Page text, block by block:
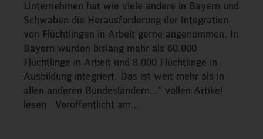
Unternehmen hat wie viele andere in Bayern und
Schwaben die Herausforderung der Integration
von Flüchtlingen in Arbeit gerne angenommen. In
Bayern wurden bislang mehr als 60.000
Flüchtlinge in Arbeit und 8.000 Flüchtlinge in
Ausbildung integriert. Das ist weit mehr als in
allen anderen Bundesländern…” vollen Artikel
lesen Veröffentlicht am…